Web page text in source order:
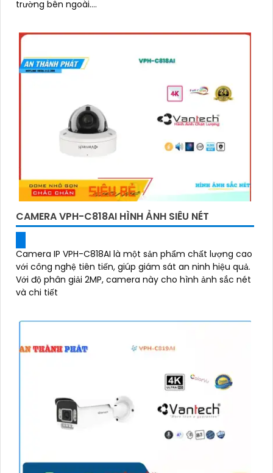
trường bên ngoài....
CAMERA VPH-C818AI HÌNH ẢNH SIÊU NÉT
Camera IP VPH-C818AI là một sản phẩm chất lượng cao
với công nghệ tiên tiến, giúp giám sát an ninh hiệu quả.
Với độ phân giải 2MP, camera này cho hình ảnh sắc nét
và chi tiết